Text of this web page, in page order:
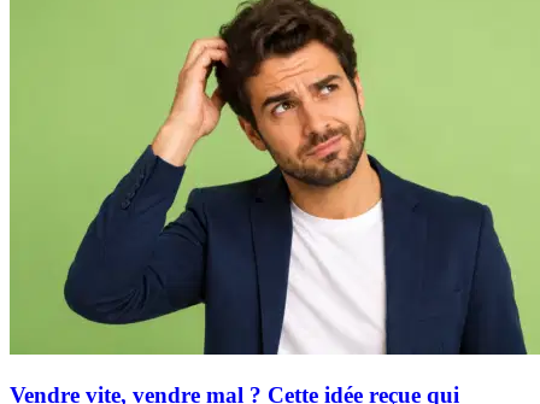
Vendre vite, vendre mal ? Cette idée reçue qui